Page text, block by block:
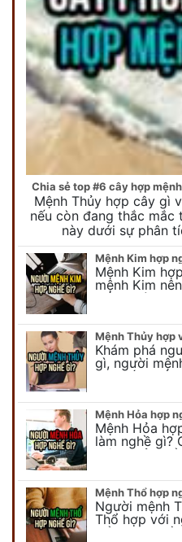
Chia sẻ top #6 cây hợp
Mệnh Thủy hợp cây gì
nếu còn đang thắc mắc
này dưới sự phân
Mệnh Kim
mệnh Kim
tiết người
Khám phá
gì, người
Chi tiết nghề
Mệnh Hỏa
làm nghề gì?
mệnh Hỏa
Người mệnh
Thổ hợp với
để chọn